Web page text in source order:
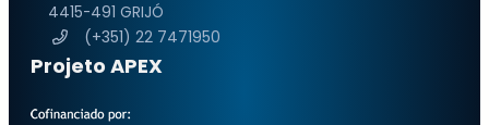
4415-491 GRIJÓ
(+351) 22 7471950
Projeto APEX